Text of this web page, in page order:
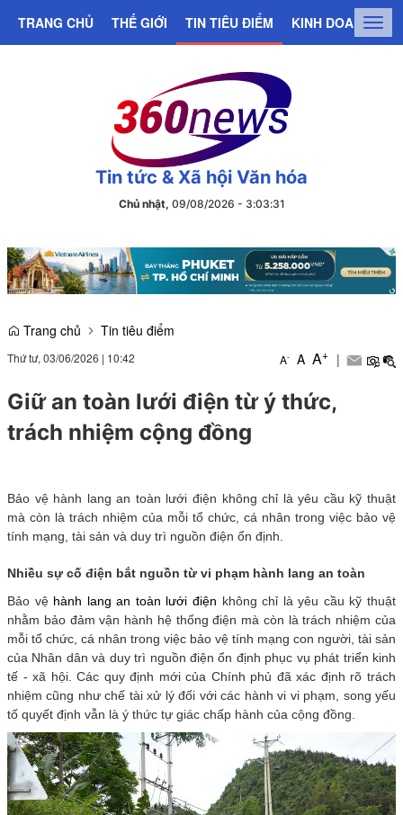
TRANG CHỦ THẾ GIỚI TIN TIÊU ĐIỂM KINH DOANH
Tin tức & Xã hội Văn hóa
Chủ nhật, 09/08/2026 - 3:03:31
Trang chủ Tin tiêu điểm
Thứ tư, 03/06/2026 | 10:42 A- A A+ |
Giữ an toàn lưới điện từ ý thức,
trách nhiệm cộng đồng
Bảo vệ hành lang an toàn lưới điện không chỉ là yêu cầu kỹ thuật
mà còn là trách nhiệm của mỗi tổ chức, cá nhân trong việc bảo vệ
tính mạng, tài sản và duy trì nguồn điện ổn định.
Nhiều sự cố điện bắt nguồn từ vi phạm hành lang an toàn
Bảo vệ hành lang an toàn lưới điện không chỉ là yêu cầu kỹ thuật
nhằm bảo đảm vận hành hệ thống điện mà còn là trách nhiệm của
mỗi tổ chức, cá nhân trong việc bảo vệ tính mạng con người, tài sản
của Nhân dân và duy trì nguồn điện ổn định phục vụ phát triển kinh
tế - xã hội. Các quy định mới của Chính phủ đã xác định rõ trách
nhiệm cũng như chế tài xử lý đối với các hành vi vi phạm, song yếu
tố quyết định vẫn là ý thức tự giác chấp hành của cộng đồng.